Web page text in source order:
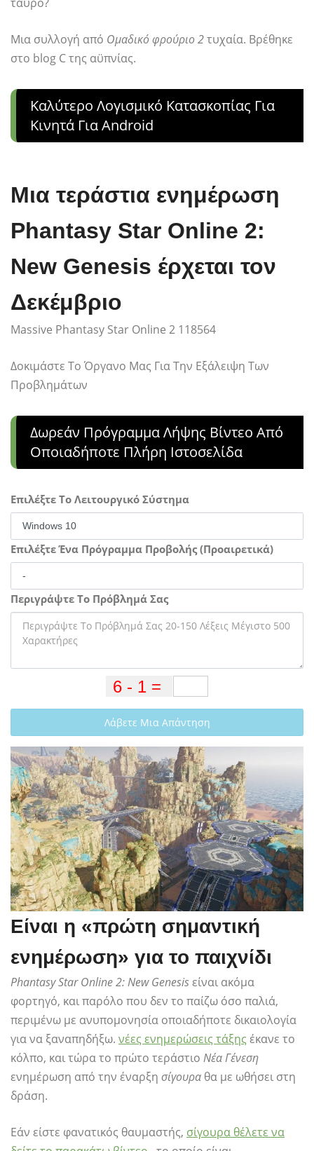
Μια συλλογή από Ομαδικό φρούριο 2τυχαία. Βρέθηκε
στο blog C της αϋπνίας.
Καλύτερο Λογισμικό Κατασκοπίας Για
Κινητά Για Android
Μια τεράστια ενημέρωση
Phantasy Star Online 2:
New Genesis έρχεται τον
Δεκέμβριο
Massive Phantasy Star Online 2 118564
Δοκιμάστε Το Όργανο Μας Για Την Εξάλειψη Των
Προβλημάτων
Δωρεάν Πρόγραμμα Λήψης Βίντεο Από
Οποιαδήποτε Πλήρη Ιστοσελίδα
Επιλέξτε Το Λειτουργικό Σύστημα
Επιλέξτε Ένα Πρόγραμμα Προβολής (Προαιρετικά)
Περιγράψτε Το Πρόβλημά Σας
Λάβετε Μια Απάντηση
Είναι η «πρώτη σημαντική
ενημέρωση» για το παιχνίδι
Phantasy Star Online 2: New Genesisείναι ακόμα
φορτηγό, και παρόλο που δεν το παίζω όσο παλιά,
περιμένω με ανυπομονησία οποιαδήποτε δικαιολογία
για να ξαναπηδήξω. νέες ενημερώσεις τάξης έκανε το
κόλπο, και τώρα το πρώτο τεράστιο Νέα Γένεση
ενημέρωση από την έναρξη σίγουρα θα με ωθήσει στη
δράση.
Εάν είστε φανατικός θαυμαστής, σίγουρα θέλετε να